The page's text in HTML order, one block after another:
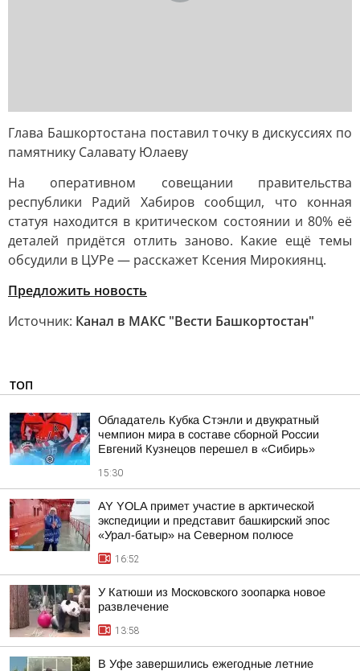
Глава Башкортостана поставил точку в дискуссиях по
памятнику Салавату Юлаеву
На оперативном совещании правительства
республики Радий Хабиров сообщил, что конная
статуя находится в критическом состоянии и 80% её
деталей придётся отлить заново. Какие ещё темы
обсудили в ЦУРе — расскажет Ксения Мирокиянц.
Предложить новость
Источник: Канал в МАКС "Вести Башкортостан"
ТОП
Обладатель Кубка Стэнли и двукратный
чемпион мира в составе сборной России
Евгений Кузнецов перешел в «Сибирь»
15:30
AY YOLA примет участие в арктической
экспедиции и представит башкирский эпос
«Урал-батыр» на Северном полюсе
16:52
У Катюши из Московского зоопарка новое
развлечение
13:58
В Уфе завершились ежегодные летние